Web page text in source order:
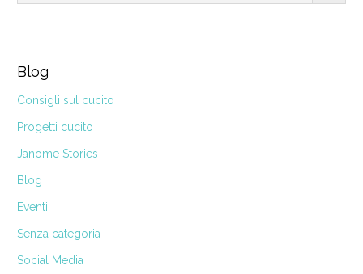
Blog
Consigli sul cucito
Progetti cucito
Janome Stories
Blog
Eventi
Senza categoria
Social Media